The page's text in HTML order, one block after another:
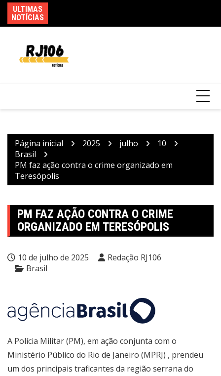
para
o
ULTIMAS
NOTÍCIAS
Página inicial 2025 julho
10
Brasil
PM faz ação contra o crime organizado em
Teresópolis
PM FAZ AÇÃO CONTRA O CRIME
ORGANIZADO EM TERESÓPOLIS
10 de julho de 2025
Redação RJ106
Brasil
A Polícia Militar (PM), em ação conjunta com o
Ministério Público do Rio de Janeiro (MPRJ) , prendeu
um dos principais traficantes da região serrana do